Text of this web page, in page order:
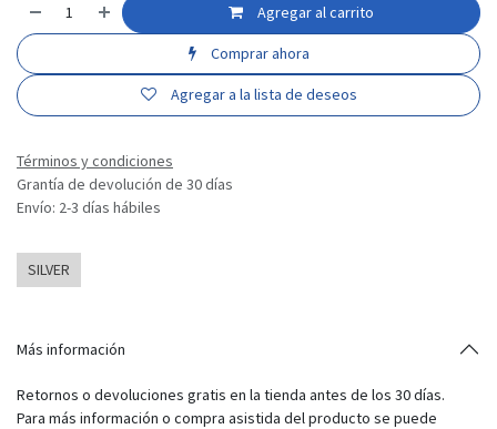
Agregar al carrito
Comprar ahora
Agregar a la lista de deseos
Términos y condiciones
Grantía de devolución de 30 días
Envío: 2-3 días hábiles
SILVER
Más información
Retornos o devoluciones gratis en la tienda antes de los 30 días.
Para más información o compra asistida del producto se puede